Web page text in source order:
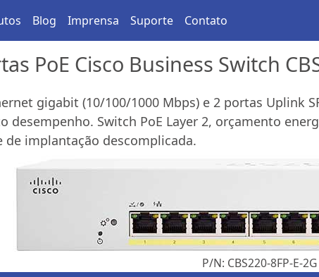
Blog Imprensa Suporte Contato
PoE Cisco Business Switch
gigabit (10/100/1000 Mbps) e 2 portas Uplink
desempenho. Switch PoE Layer 2, orçamento
de implantação descomplicada.
P/N: CBS220-8FP-E-2G